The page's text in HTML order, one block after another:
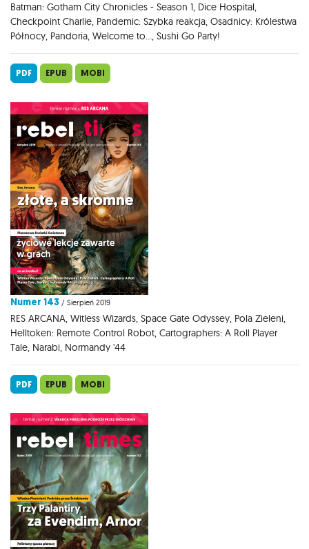
Batman: Gotham City Chronicles - Season 1, Dice Hospital,
Checkpoint Charlie, Pandemic: Szybka reakcja, Osadnicy: Królestwa
Północy, Pandoria, Welcome to..., Sushi Go Party!
PDF EPUB MOBI
Numer 143 / Sierpień 2019
RES ARCANA, Witless Wizards, Space Gate Odyssey, Pola Zieleni,
Helltoken: Remote Control Robot, Cartographers: A Roll Player
Tale, Narabi, Normandy '44
PDF EPUB MOBI